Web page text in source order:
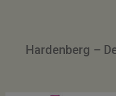
Hardenberg –